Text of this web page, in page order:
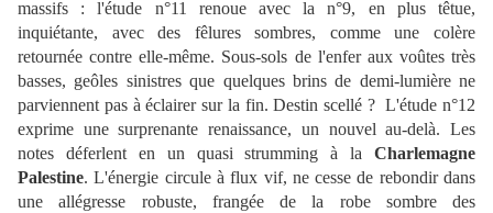
massifs : l'étude n°11 renoue avec la n°9, en plus têtue,
inquiétante, avec des fêlures sombres, comme une colère
retournée contre elle-même. Sous-sols de l'enfer aux voûtes très
basses, geôles sinistres que quelques brins de demi-lumière ne
parviennent pas à éclairer sur la fin. Destin scellé ? L'étude n°12
exprime une surprenante renaissance, un nouvel au-delà. Les
notes déferlent en un quasi strumming à la Charlemagne
Palestine. L'énergie circule à flux vif, ne cesse de rebondir dans
une allégresse robuste, frangée de la robe sombre des